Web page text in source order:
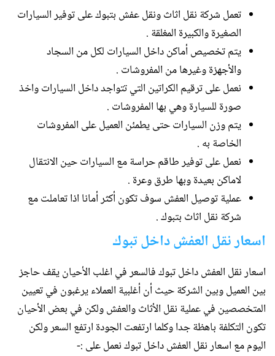
تعمل شركة نقل اثاث ونقل عفش بتبوك على توفير السيارات
الصغيرة والكبيرة المغلقة .
يتم تخصيص أماكن داخل السيارات لكل من السجاد
والأجهزة وغيرها من المفروشات .
نعمل على ترقيم الكراتين التي تتواجد داخل السيارات واخذ
صورة للسيارة وهي بها المفروشات .
يتم وزن السيارات حتى يطمئن العميل على المفروشات
الخاصة به .
نعمل على توفير طاقم حراسة مع السيارات حين الانتقال
لاماكن بعيدة وبها طرق وعرة .
عملية توصيل العفش سوف تكون أكثر أمانا اذا تعاملت مع
شركة نقل اثاث بتبوك .
اسعار نقل العفش داخل تبوك
اسعار نقل العفش داخل تبوك فالسعر في اغلب الأحيان يقف حاجز
بين العميل وبين الشركة حيث أن أغلبية العملاء يرغبون في تعيين
المتخصصين في عملية نقل الأثاث والعفش ولكن في بعض الأحيان
تكون التكلفة باهظة جدا وكلما ارتفعت الجودة ارتفع السعر ولكن
اليوم مع اسعار نقل العفش داخل تبوك نعمل على :-